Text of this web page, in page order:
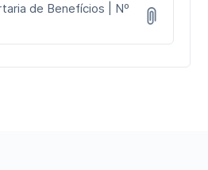
de Benefícios | Nº